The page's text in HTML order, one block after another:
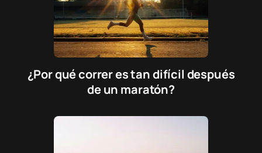
¿Por qué correr es tan difícil después
de un maratón?